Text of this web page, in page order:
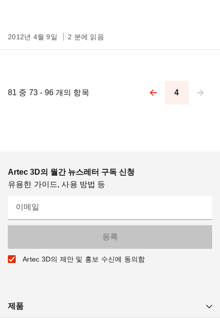
2012년 4월 9일 2 분에 읽음
81 중 73 - 96 개의 항목
Pagination
4
Artec 3D의 월간 뉴스레터 구독 신청
유용한 가이드, 사용 방법 등
이메일
Artec 3D의 제안 및 홍보 수신에 동의함
제품